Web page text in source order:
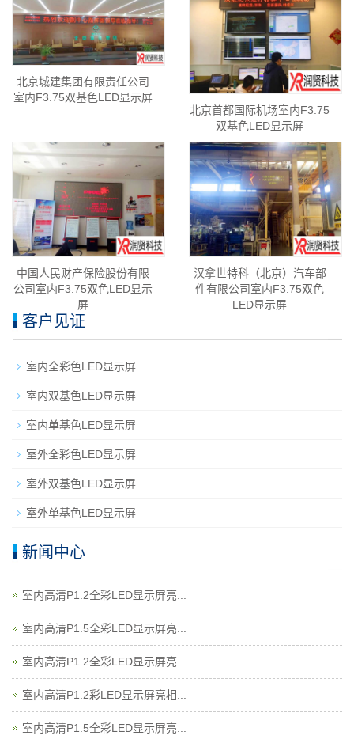
北京城建集团有限责任公司
室内F3.75双基色LED显示屏
北京首都国际机场室内F3.75
双基色LED显示屏
中国人民财产保险股份有限
公司室内F3.75双色LED显示
屏
汉拿世特科（北京）汽车部
件有限公司室内F3.75双色
LED显示屏
客户见证
室内全彩色LED显示屏
室内双基色LED显示屏
室内单基色LED显示屏
室外全彩色LED显示屏
室外双基色LED显示屏
室外单基色LED显示屏
新闻中心
室内高清P1.2全彩LED显示屏亮...
室内高清P1.5全彩LED显示屏亮...
室内高清P1.2全彩LED显示屏亮...
室内高清P1.2彩LED显示屏亮相...
室内高清P1.5全彩LED显示屏亮...